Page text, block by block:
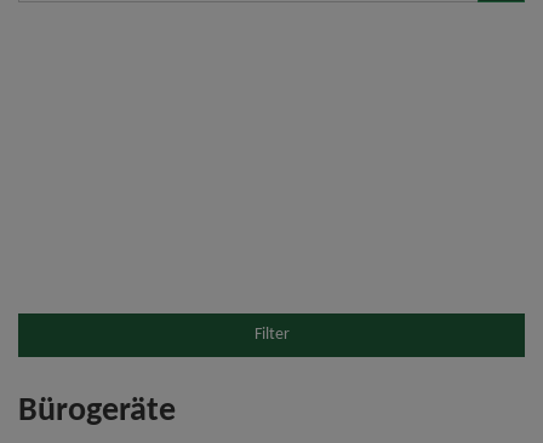
Filter
Bürogeräte